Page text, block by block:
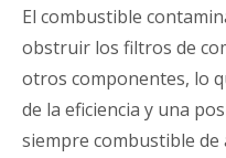
El combustible
obstruir los filtros de
otros componentes, lo
de la eficiencia y una
siempre combustible de